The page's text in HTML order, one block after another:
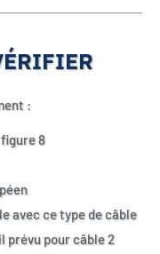
:
figure 8
avec ce type de câble
prévu pour câble 2